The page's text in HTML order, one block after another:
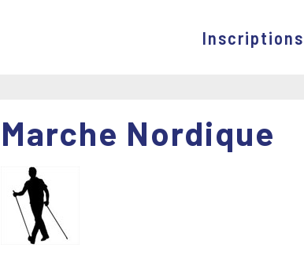
Inscriptions
Marche Nordique